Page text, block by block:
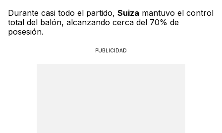
Durante casi todo el partido, Suiza mantuvo el control
total del balón, alcanzando cerca del 70% de
posesión.
PUBLICIDAD